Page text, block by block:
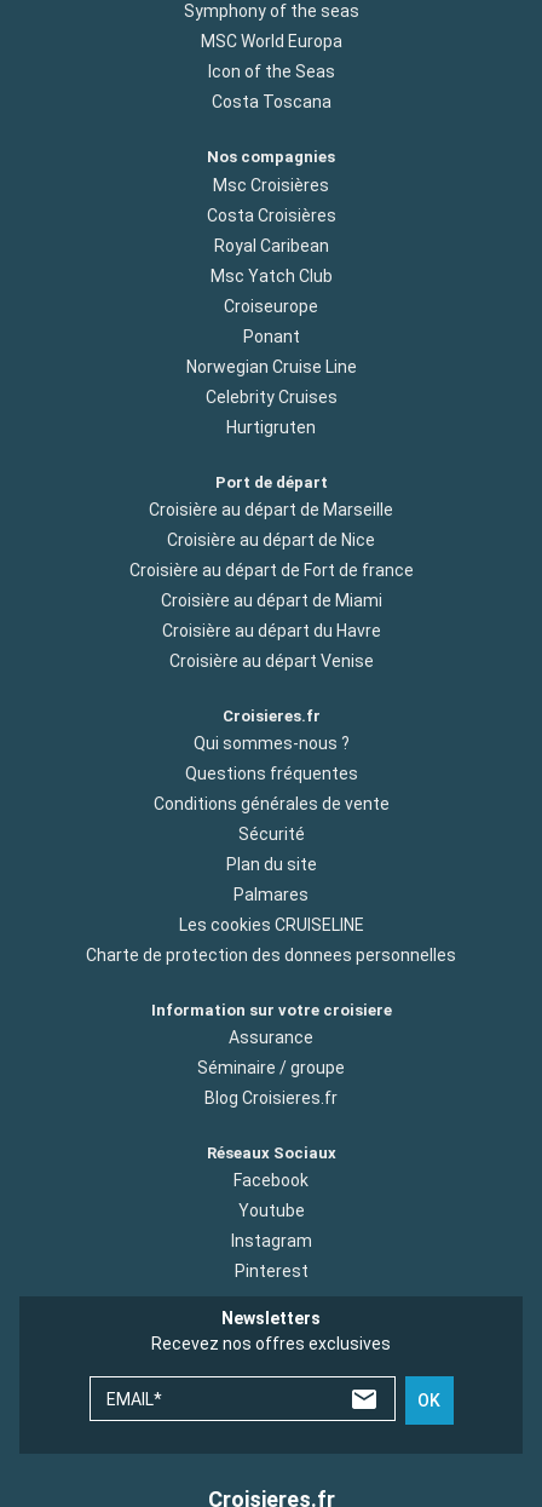
Symphony of the seas
MSC World Europa
Icon of the Seas
Costa Toscana
Nos compagnies
Msc Croisières
Costa Croisières
Royal Caribean
Msc Yatch Club
Croiseurope
Ponant
Norwegian Cruise Line
Celebrity Cruises
Hurtigruten
Port de départ
Croisière au départ de Marseille
Croisière au départ de Nice
Croisière au départ de Fort de france
Croisière au départ de Miami
Croisière au départ du Havre
Croisière au départ Venise
Croisieres.fr
Qui sommes-nous ?
Questions fréquentes
Conditions générales de vente
Sécurité
Plan du site
Palmares
Les cookies CRUISELINE
Charte de protection des donnees personnelles
Information sur votre croisiere
Assurance
Séminaire / groupe
Blog Croisieres.fr
Réseaux Sociaux
Facebook
Youtube
Instagram
Pinterest
Newsletters
Recevez nos offres exclusives
EMAIL* OK
Croisieres.fr